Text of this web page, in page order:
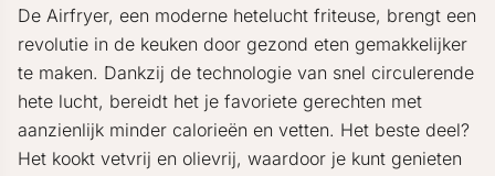
De Airfryer, een moderne hetelucht friteuse, brengt een
revolutie in de keuken door gezond eten gemakkelijker
te maken. Dankzij de technologie van snel circulerende
hete lucht, bereidt het je favoriete gerechten met
aanzienlijk minder calorieën en vetten. Het beste deel?
Het kookt vetvrij en olievrij, waardoor je kunt genieten